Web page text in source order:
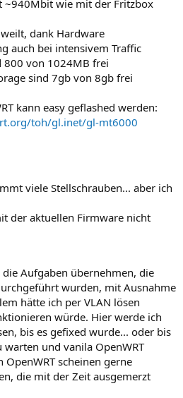
~940Mbit wie mit der Fritzbox
dank Hardware
auch bei intensivem Traffic
800 von 1024MB frei
sind 7gb von 8gb frei
kann easy geflashed werden:
toh/gl.inet/gl-mt6000
viele Stellschrauben... aber ich
der aktuellen Firmware nicht
Aufgaben übernehmen, die
wurden, mit Ausnahme
hätte ich per VLAN lösen
würde. Hier werde ich
bis es gefixed wurde... oder bis
und vanila OpenWRT
scheinen gerne
die mit der Zeit ausgemerzt